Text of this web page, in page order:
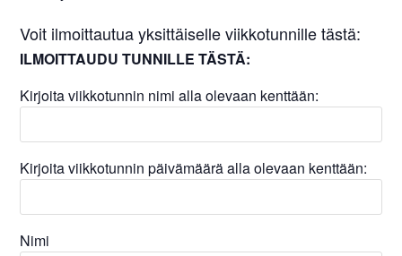
Voit ilmoittautua yksittäiselle viikkotunnille tästä:
ILMOITTAUDU TUNNILLE TÄSTÄ:
Kirjoita viikkotunnin nimi alla olevaan kenttään:
Kirjoita viikkotunnin päivämäärä alla olevaan kenttään:
Nimi